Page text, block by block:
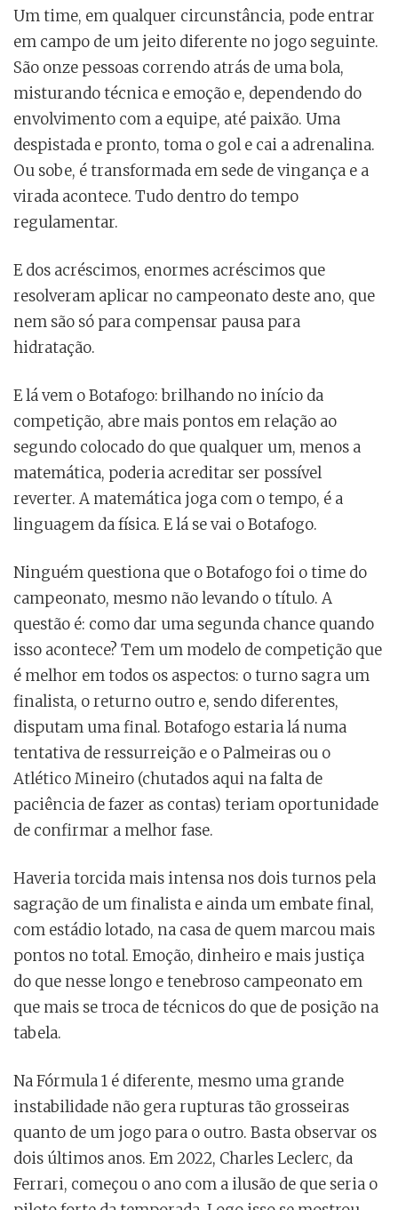
Um time, em qualquer circunstância, pode entrar
em campo de um jeito diferente no jogo seguinte.
São onze pessoas correndo atrás de uma bola,
misturando técnica e emoção e, dependendo do
envolvimento com a equipe, até paixão. Uma
despistada e pronto, toma o gol e cai a adrenalina.
Ou sobe, é transformada em sede de vingança e a
virada acontece. Tudo dentro do tempo
regulamentar.
E dos acréscimos, enormes acréscimos que
resolveram aplicar no campeonato deste ano, que
nem são só para compensar pausa para
hidratação.
E lá vem o Botafogo: brilhando no início da
competição, abre mais pontos em relação ao
segundo colocado do que qualquer um, menos a
matemática, poderia acreditar ser possível
reverter. A matemática joga com o tempo, é a
linguagem da física. E lá se vai o Botafogo.
Ninguém questiona que o Botafogo foi o time do
campeonato, mesmo não levando o título. A
questão é: como dar uma segunda chance quando
isso acontece? Tem um modelo de competição que
é melhor em todos os aspectos: o turno sagra um
finalista, o returno outro e, sendo diferentes,
disputam uma final. Botafogo estaria lá numa
tentativa de ressurreição e o Palmeiras ou o
Atlético Mineiro (chutados aqui na falta de
paciência de fazer as contas) teriam oportunidade
de confirmar a melhor fase.
Haveria torcida mais intensa nos dois turnos pela
sagração de um finalista e ainda um embate final,
com estádio lotado, na casa de quem marcou mais
pontos no total. Emoção, dinheiro e mais justiça
do que nesse longo e tenebroso campeonato em
que mais se troca de técnicos do que de posição na
tabela.
Na Fórmula 1 é diferente, mesmo uma grande
instabilidade não gera rupturas tão grosseiras
quanto de um jogo para o outro. Basta observar os
dois últimos anos. Em 2022, Charles Leclerc, da
Ferrari, começou o ano com a ilusão de que seria o